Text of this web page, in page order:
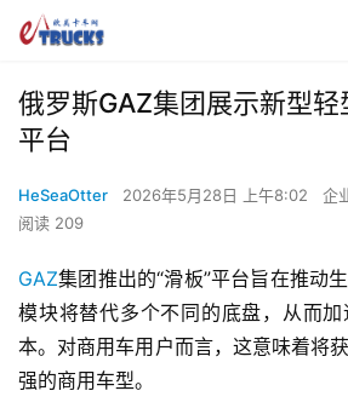
俄罗斯GAZ集团展示新型轻
平台
HeSeaOtter 2026年5月28日 上午8:02 企
阅读 209
GAZ集团推出的“滑板”平台旨在推动
模块将替代多个不同的底盘，从而
本。对商用车用户而言，这意味着将
强的商用车型。